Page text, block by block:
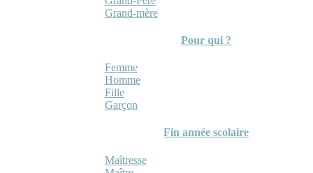
Grand-mère
Pour qui ?
Femme
Homme
Fille
Garçon
Fin année scolaire
Maîtresse